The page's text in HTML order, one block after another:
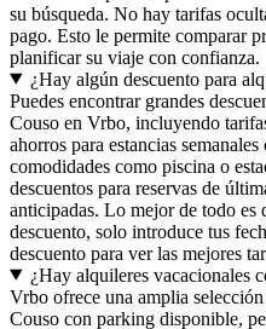
su búsqueda. No hay tarifas
pago. Esto le permite comparar
planificar su viaje con confianza.
¿Hay algún descuento para
Puedes encontrar grandes
Couso en Vrbo, incluyendo
ahorros para estancias
comodidades como piscina o
descuentos para reservas de
anticipadas. Lo mejor de todo es
descuento, solo introduce tus
descuento para ver las mejores
¿Hay alquileres vacacionales
Vrbo ofrece una amplia
Couso con parking disponible,